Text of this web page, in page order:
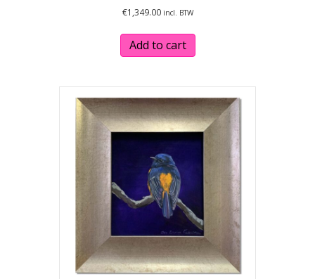
€1,349.00 incl. BTW
Add to cart